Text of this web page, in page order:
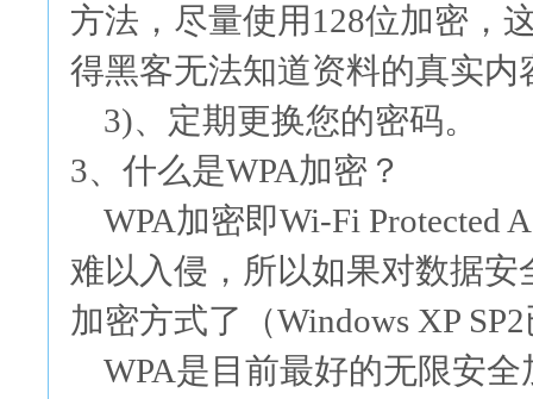
方法，尽量使用128位加密，
得黑客无法知道资料的真实内
3)、定期更换您的密码。
3、什么是WPA加密？
WPA加密即Wi-Fi Protected
难以入侵，所以如果对数据
加密方式了（Windows XP
WPA是目前最好的无限安全